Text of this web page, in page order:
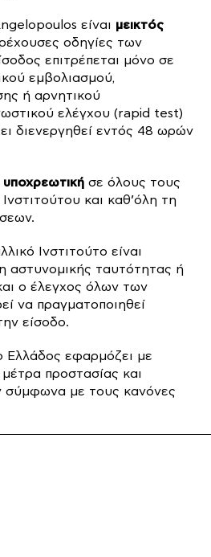
είναι μεικτός
οδηγίες των
επιτρέπεται μόνο σε
εμβολιασμού,
ή αρνητικού
ελέγχου (rapid test)
διενεργηθεί εντός 48 ωρών
σε όλους τους
και καθ’όλη τη
Ινστιτούτο είναι
αστυνομικής ταυτότητας ή
ο έλεγχος όλων των
να πραγματοποιηθεί
είσοδο.
Ελλάδος εφαρμόζει με
προστασίας και
σύμφωνα με τους κανόνες